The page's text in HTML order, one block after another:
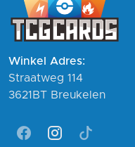
Winkel Adres:
Straatweg 114
3621BT Breukelen
FacebookInstagram
Tiktok